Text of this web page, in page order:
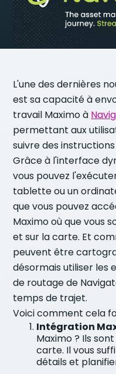
L'une des dernières
est sa capacité à
travail Maximo à
permettant aux
suivre des
Grâce à l'interface
vous pouvez
tablette ou un
que vous pouvez
Maximo où que vous
et sur la carte. Et
peuvent être
désormais utiliser les
de routage de
temps de trajet.
Voici comment cela
Intégration
Maximo ? Ils
carte. Il vous
détails et